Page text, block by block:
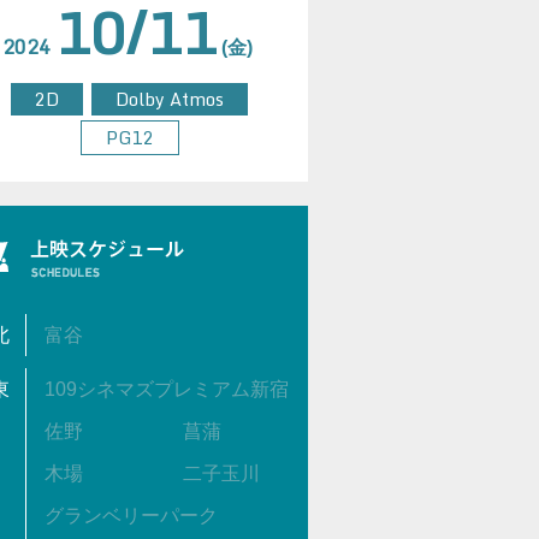
2024 10/11 (金)
2D
Dolby Atmos
PG12
富谷
109シネマズプレミアム新宿
佐野 菖蒲
木場 二子玉川
グランベリーパーク